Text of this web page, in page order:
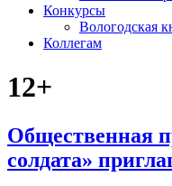
Конкурсы
Вологодская
Коллегам
12+
Общественная
солдата»